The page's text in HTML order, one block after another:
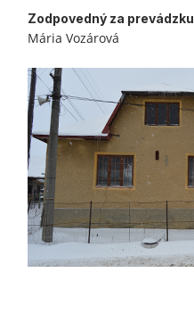
Zodpovedný za prevádzku
Mária Vozárová